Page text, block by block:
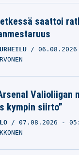
saattoi
06.08.2026
Valioliigan
kympin siirto”
07.08.2026 -